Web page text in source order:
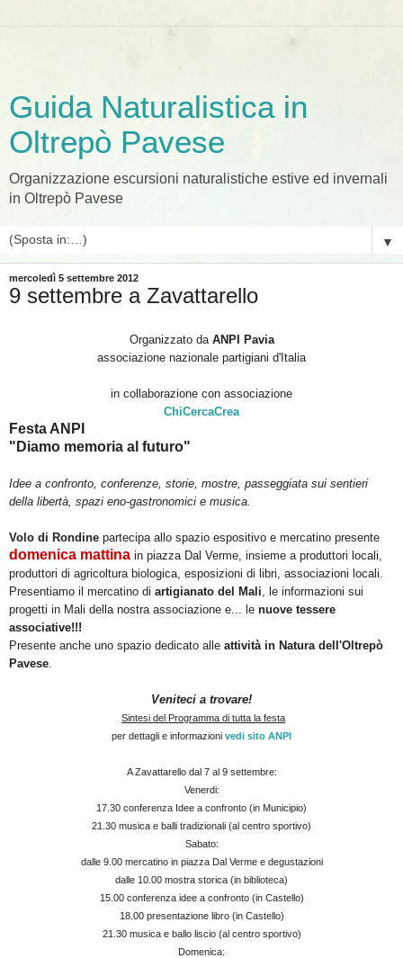
Guida Naturalistica in
Oltrepò Pavese
Organizzazione escursioni naturalistiche estive ed invernali
in Oltrepò Pavese
▼
mercoledì 5 settembre 2012
9 settembre a Zavattarello
Organizzato da ANPI Pavia
associazione nazionale partigiani d'Italia
in collaborazione con associazione
ChiCercaCrea
Festa ANPI
"Diamo memoria al futuro"
Idee a confronto, conferenze, storie, mostre, passeggiata sui sentieri
della libertà, spazi eno-gastronomici e musica.
Volo di Rondine partecipa allo spazio espositivo e mercatino presente
domenica mattina in piazza Dal Verme, insieme a produttori locali,
produttori di agricoltura biologica, esposizioni di libri, associazioni locali.
Presentiamo il mercatino di artigianato del Mali , le informazioni sui
progetti in Mali della nostra associazione e... le nuove tessere
associative!!!
Presente anche uno spazio dedicato alle attività in Natura dell'Oltrepò
Pavese
Veniteci a trovare!
Sintesi del Programma di tutta la festa
per dettagli e informazioni vedi sito ANPI
A Zavattarello dal 7 al 9 settembre:
Venerdi:
17.30 conferenza Idee a confronto (in Municipio)
21.30 musica e balli tradizionali (al centro sportivo)
Sabato:
dalle 9.00 mercatino in piazza Dal Verme e degustazioni
dalle 10.00 mostra storica (in biblioteca)
15.00 conferenza idee a confronto (in Castello)
18.00 presentazione libro (in Castello)
21.30 musica e ballo liscio (al centro sportivo)
Domenica: